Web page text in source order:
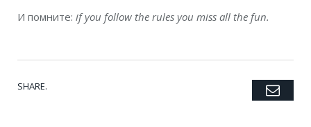
И помните: if you follow the rules you miss all the fun.
SHARE. Twitter
Facebook
Google+
Pinterest
LinkedIn
Tumblr